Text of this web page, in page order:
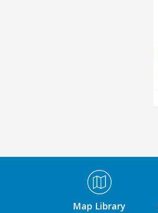
Médiathèque Footer
Map Library